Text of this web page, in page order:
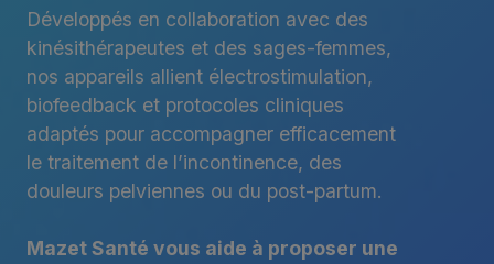
Développés en collaboration avec des
kinésithérapeutes et des sages-femmes,
nos appareils allient électrostimulation,
biofeedback et protocoles cliniques
adaptés pour accompagner efficacement
le traitement de l’incontinence, des
douleurs pelviennes ou du post-partum.
Mazet Santé vous aide à proposer une